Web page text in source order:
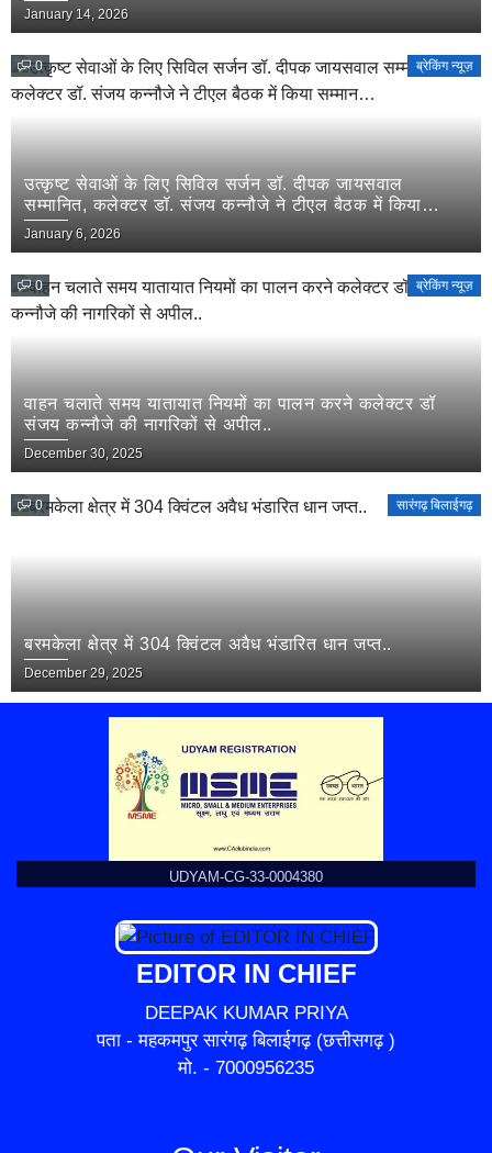
January 14, 2026
0 ब्रेकिंग न्यूज़
उत्कृष्ट सेवाओं के लिए सिविल सर्जन डॉ. दीपक जायसवाल
सम्मानित, कलेक्टर डॉ. संजय कन्नौजे ने टीएल बैठक में किया
सम्मान…
January 6, 2026
0 ब्रेकिंग न्यूज़
वाहन चलाते समय यातायात नियमों का पालन करने कलेक्टर डॉ
संजय कन्नौजे की नागरिकों से अपील..
December 30, 2025
0 सारंगढ़ बिलाईगढ़
बरमकेला क्षेत्र में 304 क्विंटल अवैध भंडारित धान जप्त..
December 29, 2025
UDYAM-CG-33-0004380
EDITOR IN CHIEF
DEEPAK KUMAR PRIYA
पता - महकमपुर सारंगढ़ बिलाईगढ़ (छत्तीसगढ़ )
मो. - 7000956235